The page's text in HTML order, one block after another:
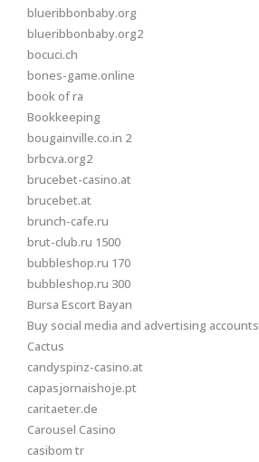
blueribbonbaby.org
blueribbonbaby.org2
bocuci.ch
bones-game.online
book of ra
Bookkeeping
bougainville.co.in 2
brbcva.org2
brucebet-casino.at
brucebet.at
brunch-cafe.ru
brut-club.ru 1500
bubbleshop.ru 170
bubbleshop.ru 300
Bursa Escort Bayan
Buy social media and advertising accounts
Cactus
candyspinz-casino.at
capasjornaishoje.pt
caritaeter.de
Carousel Casino
casibom tr